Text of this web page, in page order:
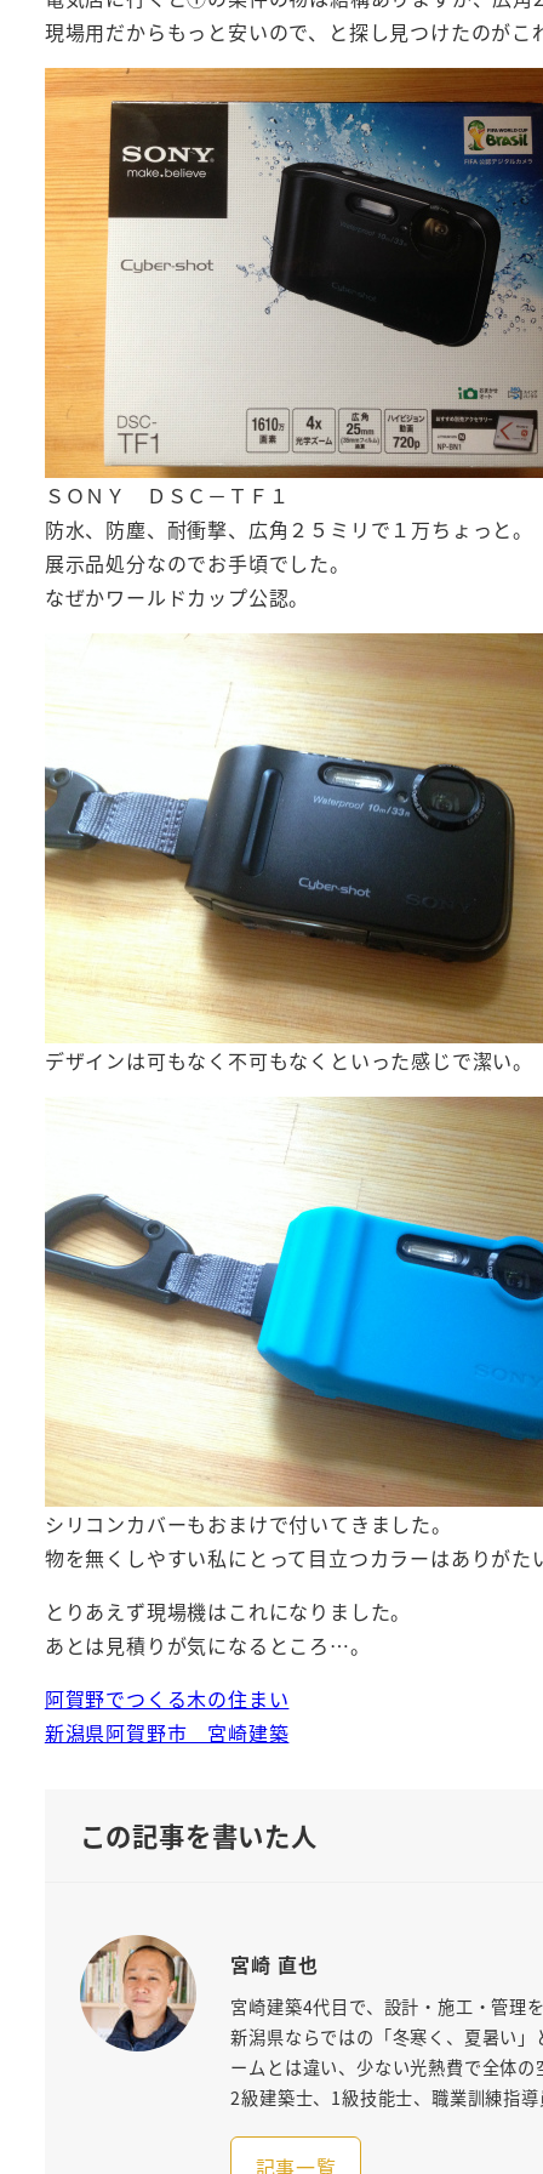
現場用だからもっと安いので、と探し見つけたのがこ
ＳＯＮＹ ＤＳＣ－ＴＦ１
防水、防塵、耐衝撃、広角２５ミリで１万ちょっと。
展示品処分なのでお手頃でした。
なぜかワールドカップ公認。
デザインは可もなく不可もなくといった感じで潔い。
シリコンカバーもおまけで付いてきました。
物を無くしやすい私にとって目立つカラーはありがた
とりあえず現場機はこれになりました。
あとは見積りが気になるところ…。
阿賀野でつくる木の住まい
新潟県阿賀野市 宮崎建築
この記事を書いた人
宮崎 直也
宮崎建築4代目で、設計・施工・管理
新潟県ならではの「冬寒く、夏暑い
ームとは違い、少ない光熱費で全体
2級建築士、1級技能士、職業訓練指
記事一覧